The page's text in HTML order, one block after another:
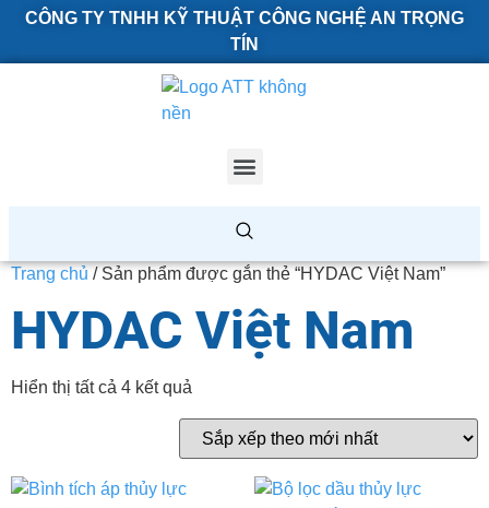
CÔNG TY TNHH KỸ THUẬT CÔNG NGHỆ AN TRỌNG
TÍN
Trang chủ / Sản phẩm được gắn thẻ “HYDAC Việt Nam”
HYDAC Việt Nam
Hiển thị tất cả 4 kết quả